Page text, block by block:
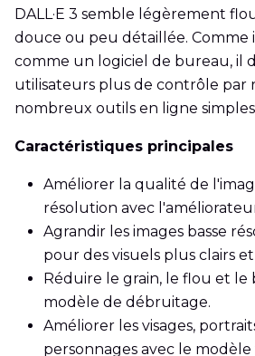
DALL·E 3 semble légèrement
douce ou peu détaillée. Comme
comme un logiciel de bureau, il
utilisateurs plus de contrôle par
nombreux outils en ligne
Caractéristiques principales
Améliorer la qualité de
résolution avec
Agrandir les images basse
pour des visuels plus clairs
Réduire le grain, le flou et le
modèle de débruitage.
Améliorer les visages,
personnages avec le modèle